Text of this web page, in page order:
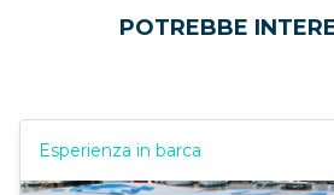
POTREBBE
Esperienza in barca